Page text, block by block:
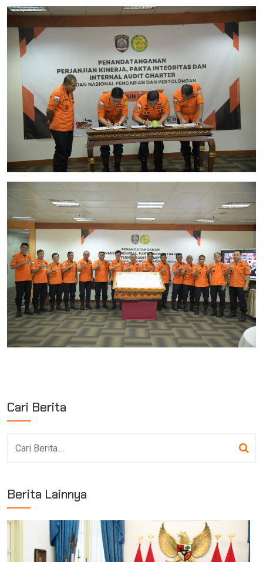
Cari Berita
Berita Lainnya